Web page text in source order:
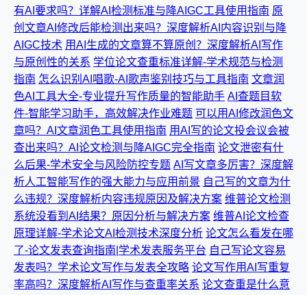
有AI要求吗？详解AI检测标准与降AIGC工具使用指南 原
创文章AI修改后能检测出来吗？深度解析AI内容识别与降
AIGC技术 用AI生成的文章算不算原创？深度解析AI写作
与原创性的关系 学位论文查重标准详解-学术规范与检测
指南 怎么识别AI唱歌-AI歌声鉴别技巧与工具指南 文章润
色AI工具大全-专业提升写作质量的智能助手 AI查题目软
件-智能学习助手，高效解决作业难题 可以用AI修改润色文
章吗？AI文章润色工具使用指南 用AI写的论文投会议会被
查出来吗？AI论文检测与降AIGC完全指南 论文泄密有什
么后果-学术安全与风险防控专题 AI写文章多厉害？深度解
析人工智能写作的强大能力与应用前景 自己写的文章为什
么违规？深度解析内容违规原因及解决方案 维普论文检测
系统没看到AI结果？原因分析与解决方案 维普AI论文检查
原理详解-学术论文AI检测技术深度分析 论文怎么看发在哪
了-论文发表查询指南|学术发表服务平台 自己写论文容易
发表吗？学术论文写作与发表全攻略 论文写作用AI写重复
率高吗？深度解析AI写作与查重率关系 论文查重是什么意